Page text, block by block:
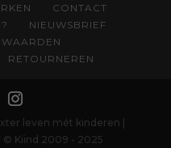
CONTACT
NIEUWSBRIEF
RETOURNEREN
leven mét kinderen |
© Kiind 2009 - 2025